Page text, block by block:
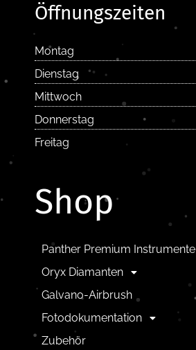
Öffnungszeiten
Montag
Dienstag
Mittwoch
Donnerstag
Freitag
Shop
Panther Premium Instrumente
Oryx Diamanten
Galvano-Airbrush
Fotodokumentation
Zubehör